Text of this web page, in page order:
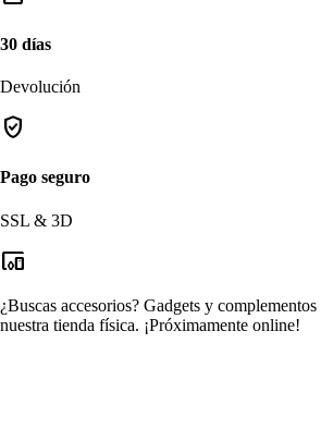
30 días
Devolución
verified_user
Pago seguro
SSL & 3D
devices_other
¿Buscas accesorios? Gadgets y
nuestra tienda física. ¡Próximamente online!